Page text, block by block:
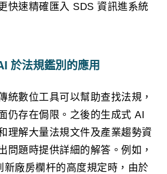
快速精確匯入 SDS 資訊進系統
於法規鑑別的應用
統數位工具可以幫助查找法規，
仍存在侷限。之後的生成式 AI
理解大量法規文件及產業趨勢資
問題時提供詳細的解答。例如，
新廠房欄杆的高度規定時，由於